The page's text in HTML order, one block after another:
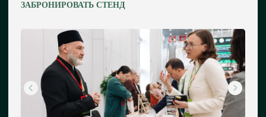
ЗАБРОНИРОВАТЬ СТЕНД